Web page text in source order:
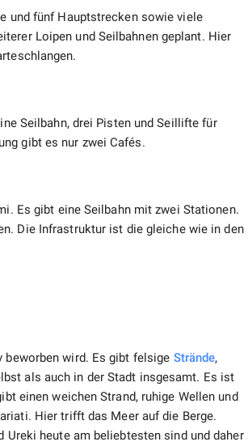
und fünf Hauptstrecken sowie viele
Loipen und Seilbahnen geplant. Hier
Seilbahn, drei Pisten und Seillifte für
gibt es nur zwei Cafés.
Es gibt eine Seilbahn mit zwei Stationen.
Die Infrastruktur ist die gleiche wie in den
wird. Es gibt felsige Strände,
als auch in der Stadt insgesamt. Es ist
einen weichen Strand, ruhige Wellen und
Hier trifft das Meer auf die Berge.
heute am beliebtesten sind und daher